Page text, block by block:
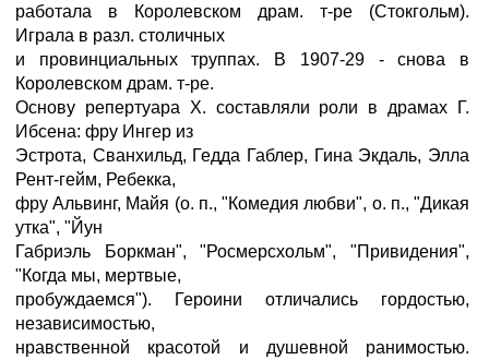
работала в Королевском драм. т-ре (Стокгольм).
Играла в разл. столичных
и провинциальных труппах. В 1907-29 - снова в
Королевском драм. т-ре.
Основу репертуара X. составляли роли в драмах Г.
Ибсена: фру Ингер из
Эстрота, Сванхильд, Гедда Габлер, Гина Экдаль, Элла
Рент-гейм, Ребекка,
фру Альвинг, Майя (о. п., "Комедия любви", о. п., "Дикая
утка", "Йун
Габриэль Боркман", "Росмерсхольм", "Привидения",
"Когда мы, мертвые,
пробуждаемся"). Героини отличались гордостью,
независимостью,
нравственной красотой и душевной ранимостью.